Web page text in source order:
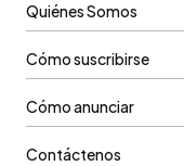
Quiénes Somos
Cómo suscribirse
Cómo anunciar
Contáctenos